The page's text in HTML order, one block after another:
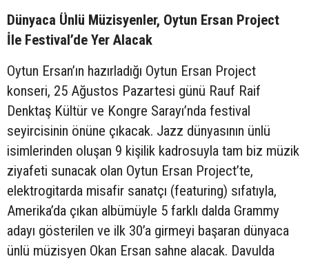
Dünyaca Ünlü Müzisyenler, Oytun Ersan Project
İle Festival’de Yer Alacak
Oytun Ersan’ın hazırladığı Oytun Ersan Project
konseri, 25 Ağustos Pazartesi günü Rauf Raif
Denktaş Kültür ve Kongre Sarayı’nda festival
seyircisinin önüne çıkacak. Jazz dünyasının ünlü
isimlerinden oluşan 9 kişilik kadrosuyla tam biz müzik
ziyafeti sunacak olan Oytun Ersan Project’te,
elektrogitarda misafir sanatçı (featuring) sıfatıyla,
Amerika’da çıkan albümüyle 5 farklı dalda Grammy
adayı gösterilen ve ilk 30’a girmeyi başaran dünyaca
ünlü müzisyen Okan Ersan sahne alacak. Davulda